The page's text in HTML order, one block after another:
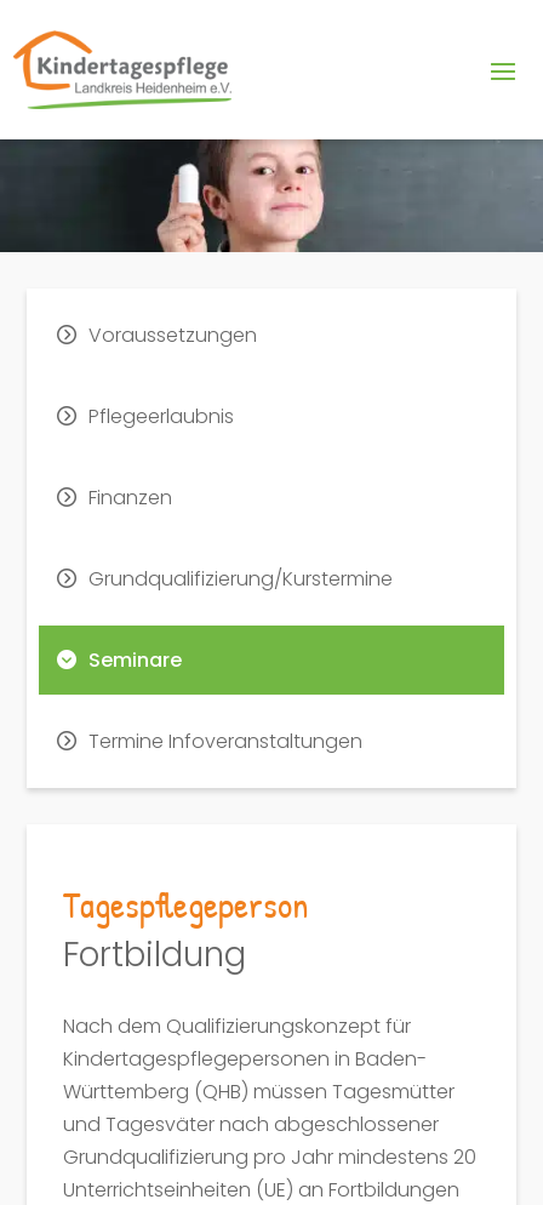
Voraussetzungen
Pflegeerlaubnis
Finanzen
Grundqualifizierung/Kurstermine
Seminare
Termine Infoveranstaltungen
Tagespflegeperson
Fortbildung
Nach dem Qualifizierungskonzept für
Kindertagespflegepersonen in Baden-
Württemberg (QHB) müssen Tagesmütter
und Tagesväter nach abgeschlossener
Grundqualifizierung pro Jahr mindestens 20
Unterrichtseinheiten (UE) an Fortbildungen